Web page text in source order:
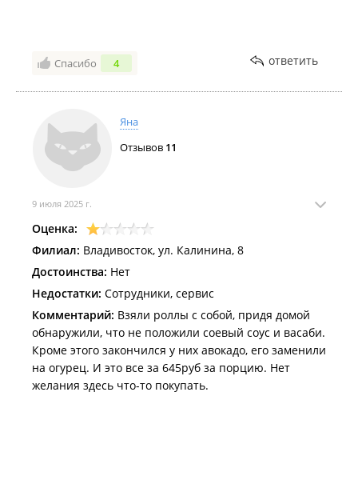
Спасибо 4 ответить
Яна
Отзывов 11
9 июля 2025 г.
Оценка:
Филиал: Владивосток, ул. Калинина, 8
Достоинства: Нет
Недостатки: Сотрудники, сервис
Комментарий: Взяли роллы с собой, придя домой
обнаружили, что не положили соевый соус и васаби.
Кроме этого закончился у них авокадо, его заменили
на огурец. И это все за 645руб за порцию. Нет
желания здесь что-то покупать.